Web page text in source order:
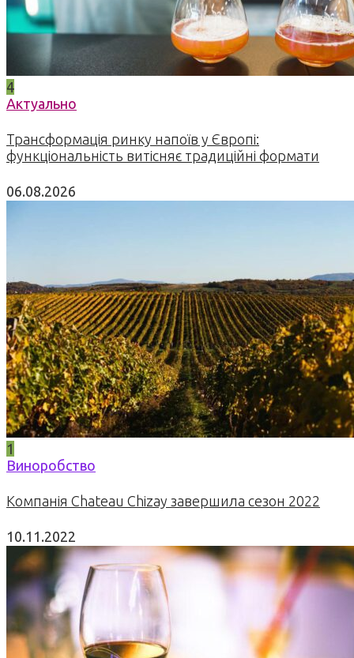
4
Актуально
Трансформація ринку напоїв у Європі:
функціональність витісняє традиційні формати
06.08.2026
1
Виноробство
Компанія Chateau Chizay завершила сезон 2022
10.11.2022